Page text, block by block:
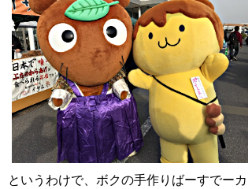
というわけで、ボクの手作りばーすでーカ